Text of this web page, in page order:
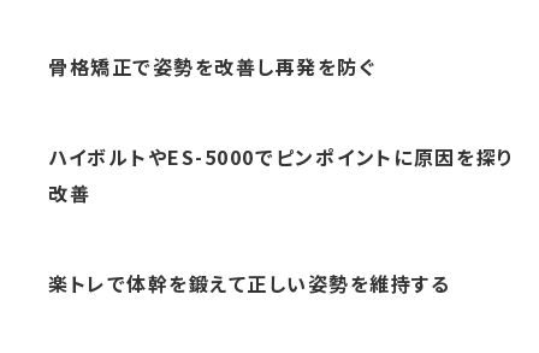
骨格矯正で姿勢を改善し再発を防ぐ
ハイボルトやES-5000でピンポイントに原因を探り
改善
楽トレで体幹を鍛えて正しい姿勢を維持する